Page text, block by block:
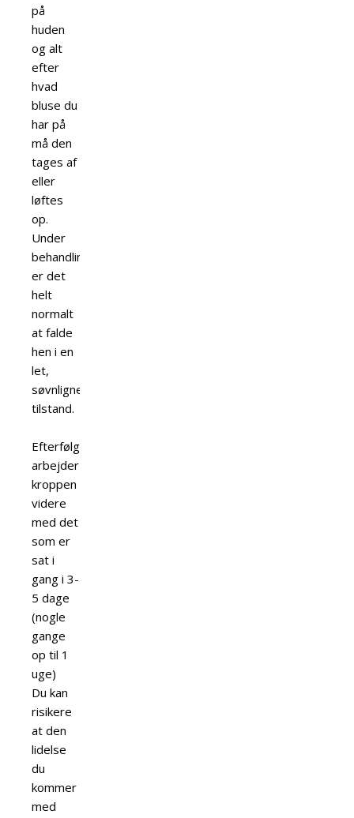
på
huden
og alt
efter
hvad
bluse du
har på
må den
tages af
eller
løftes
op.
Under
behandlingen
er det
helt
normalt
at falde
hen i en
let,
søvnlignende
tilstand.
Efterfølgende
arbejder
kroppen
videre
med det
som er
sat i
gang i 3-
5 dage
(nogle
gange
op til 1
uge)
Du kan
risikere
at den
lidelse
du
kommer
med